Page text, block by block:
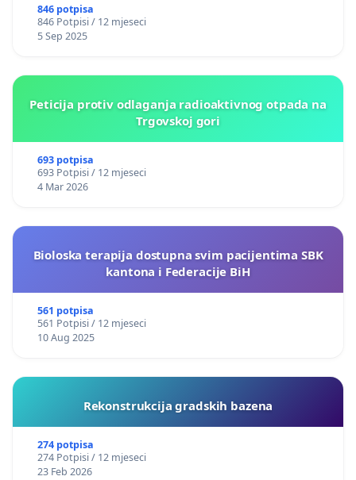
846 potpisa
846 Potpisi / 12 mjeseci
5 Sep 2025
Peticija protiv odlaganja radioaktivnog otpada na
Trgovskoj gori
693 potpisa
693 Potpisi / 12 mjeseci
4 Mar 2026
Bioloska terapija dostupna svim pacijentima SBK
kantona i Federacije BiH
561 potpisa
561 Potpisi / 12 mjeseci
10 Aug 2025
Rekonstrukcija gradskih bazena
274 potpisa
274 Potpisi / 12 mjeseci
23 Feb 2026